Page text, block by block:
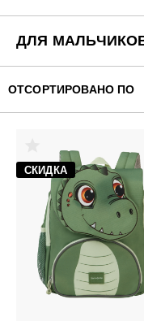
ДЛЯ
ОТСОРТИРОВАНО ПО
СКИДКА